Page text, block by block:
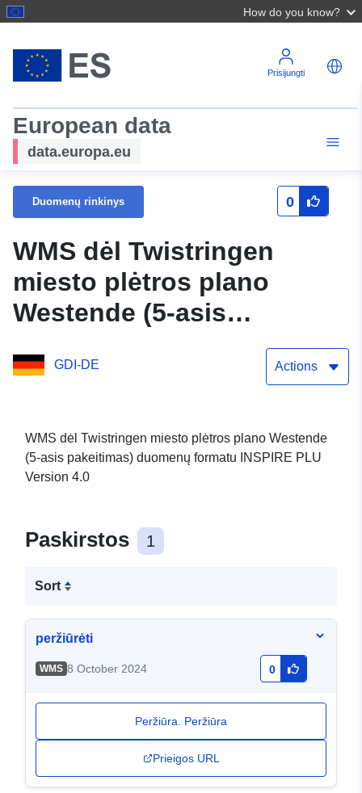
How do you know?
Prisijungti
European data
data.europa.eu
Duomenų rinkinys 0
WMS dėl Twistringen
miesto plėtros plano
Westende (5-asis
GDI-DE Actions
WMS dėl Twistringen miesto plėtros plano Westende
(5-asis pakeitimas) duomenų formatu INSPIRE PLU
Version 4.0
Paskirstos 1
Sort
peržiūrėti
WMS 8 October 2024 0
Peržiūra. Peržiūra
Prieigos URL